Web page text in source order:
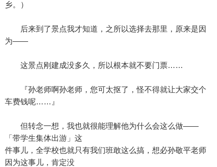
乡。）
后来到了景点我才知道，之所以选择去那里，原来是因
为——
这景点刚建成没多久，所以根本就不要门票……
『孙老师啊孙老师，您可太抠了，怪不得就让大家交个
车费钱呢……』
但转念一想，我也就很能理解他为什么会这么做——
「带学生集体出游」这
件事儿，全学校也就只有我们班敢这么搞，想必孙敬平老师
因为这事儿，肯定没